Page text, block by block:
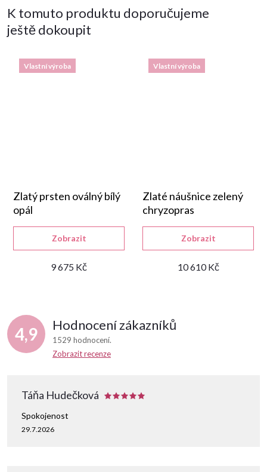
K tomuto produktu doporučujeme
ještě dokoupit
Vlastní výroba
Zlatý prsten oválný bílý
opál
9 675 Kč
Zobrazit
Vlastní výroba
Zlaté náušnice zelený
chryzopras
10 610 Kč
Zobrazit
4,9 Hodnocení zákazníků
1529 hodnocení
Zobrazit recenze
Táňa Hudečková
29.7.2026
Spokojenost